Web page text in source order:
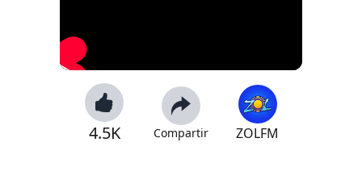
4.5K Compartir ZOLFM